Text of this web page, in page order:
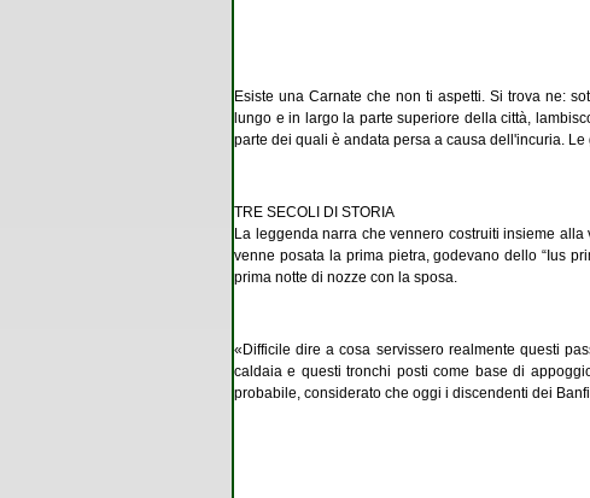
Esiste una Carnate che non ti aspetti. Si trova ne:
lungo e in largo la parte superiore della città,
parte dei quali è andata persa a causa dell'incuria.
TRE SECOLI DI STORIA
La leggenda narra che ven­nero costruiti insieme
venne posata la prima pietra, godevano dello “Ius
prima notte di nozze con la sposa.
«Difficile dire a cosa servissero realmente questi
caldaia e questi tronchi posti come base di
probabile, considerato che oggi i discendenti dei